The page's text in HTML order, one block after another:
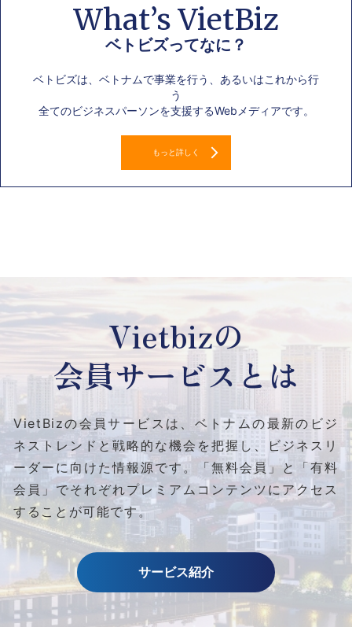
What’s VietBiz
ベトビズってなに？
ベトビズは、ベトナムで事業を行う、あるいはこれから行
う
全てのビジネスパーソンを支援するWebメディアです。
もっと詳しく
Vietbizの
会員サービスとは
VietBizの会員サービスは、ベトナムの最新のビジ
ネストレンドと戦略的な機会を把握し、ビジネスリ
ーダーに向けた情報源です。
「無料会員」と「有料
会員」でそれぞれプレミアムコンテンツにアクセス
することが可能です。
サービス紹介